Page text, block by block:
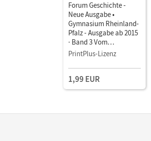
Forum Geschichte -
Neue Ausgabe •
Gymnasium Rheinland-
Pfalz - Ausgabe ab 2015
· Band 3 Vom
Kaiserreich bis zum
Weltkrieges • Schulbuch
als E-Book
PrintPlus-Lizenz
1,99 EUR